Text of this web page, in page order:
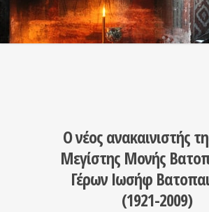
Ο νέος ανακαινιστής
Μεγίστης Μονής
Γέρων Ιωσήφ
(1921-2009)